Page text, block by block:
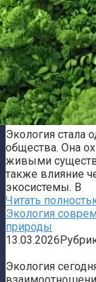
Экология стала
общества. Она
живыми
также влияние
экосистемы. В
Читать
Экология
природы
13.03.2026
Экология